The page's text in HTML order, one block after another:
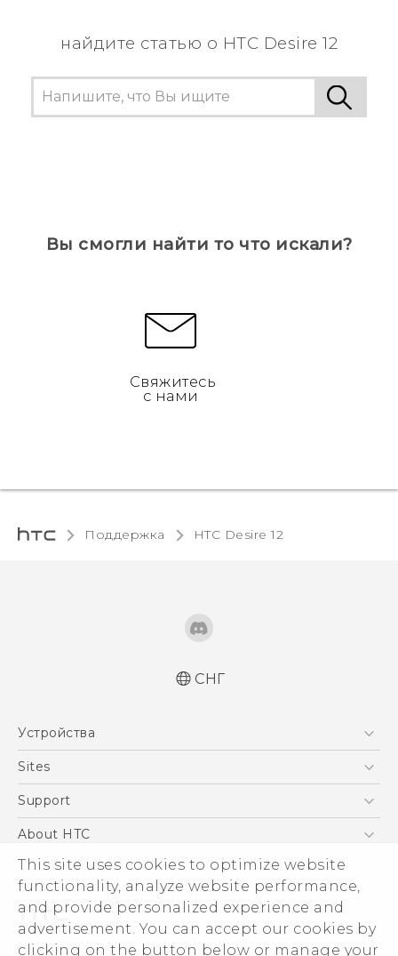
This site uses cookies to optimize website
functionality, analyze website performance,
and provide personalized experience and
advertisement. You can accept our cookies by
clicking on the button below or manage your
найдите статью о HTC Desire 12
Вы смогли найти то что искали?
Свяжитесь
с нами
Поддержка HTC Desire 12
Русский - Руководство пользователя
соответствию стандартам
Қазақ - жұмысты бастау нұсқаулығы
Quick start guide
User manual
Safety and regulatory guide
СНГ
Устройства
5G
EXODUS
VIVE
Sites
HTC Dev
Support
ПОДДЕРЖКА
About HTC
ESG
Инвестирование
Политика конфиденциальности
Безопасность продуктов